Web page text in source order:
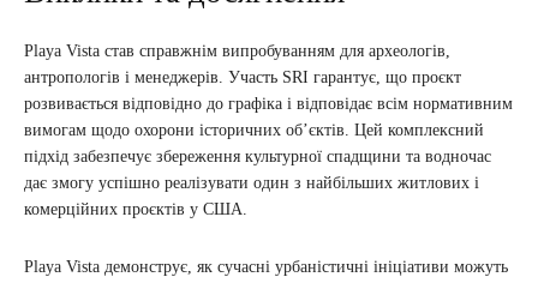
Playa Vista став справжнім випробуванням для археологів,
антропологів і менеджерів. Участь SRI гарантує, що проєкт
розвивається відповідно до графіка і відповідає всім нормативним
вимогам щодо охорони історичних об’єктів. Цей комплексний
підхід забезпечує збереження культурної спадщини та водночас
дає змогу успішно реалізувати один з найбільших житлових і
комерційних проєктів у США.
Playa Vista демонструє, як сучасні урбаністичні ініціативи можуть